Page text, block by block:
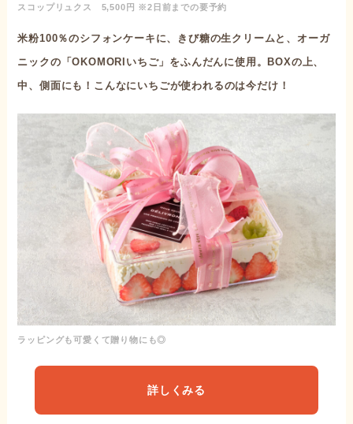
スコップリュクス 5,500円 ※2日前までの要予約
米粉100％のシフォンケーキに、きび糖の生クリームと、オーガ
ニックの「OKOMORIいちご」をふんだんに使用。BOXの上、
中、側面にも！こんなにいちごが使われるのは今だけ！
ラッピングも可愛くて贈り物にも◎
詳しくみる